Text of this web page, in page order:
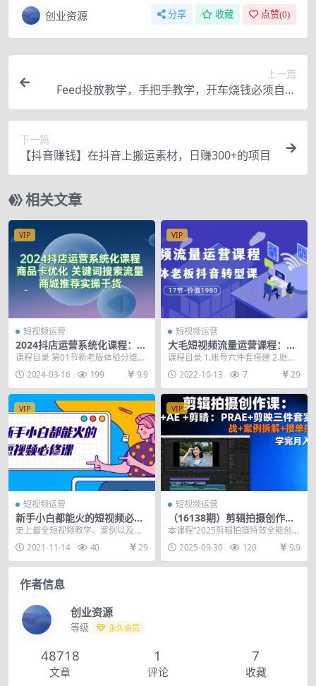
创业资源 分享 收藏 点赞(0)
上一篇
Feed投放教学，手把手教学，开车烧钱必须自己
会！
下一篇
【抖音赚钱】在抖音上搬运素材，日赚300+的项目
相关文章
VIP
短视频运营
2024抖店运营系统化课程：商
品卡优化 关键词搜索流量商城
课程目录 第01节新老版体验分维稳
实操.mp4 第02节01-1新手入局抖
音电商...
2024-03-16 199 9.9
VIP
短视频运营
大毛短视频流量运营课程：实
体老板抖音转型课（17节-价
课程目录 1.账号六件套搭建 2.账号
搭建的案例和B坑指南 3.第一天任
务 4....2022-10-13 7 29
VIP
短视频运营
新手小白都能火的短视频必修
课，教你三天就能上热门的短
视频IP技术
史上最全短视频教学、案例以及变
现体系分析，彻底解决短视频起步
难、内容无爆点、变现...
2021-11-14 40 29
VIP
短视频运营
（16138期）剪辑拍摄创作
课：PR+AE+剪映三件套实战
+案例拆解+接单技巧，学完月
入3+
本课程“2025剪辑拍摄特效全能创作
课”是一个从零基础到专业水平的综
合性视频制作...
2025-09-30 120 9.9
作者信息
创业资源
等级 永久会员
48718
文章
1
评论
7
收藏